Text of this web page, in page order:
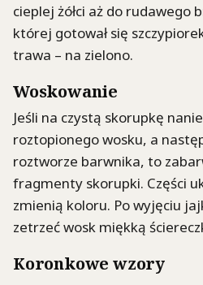
cieplej żółci aż do rudawego
której gotował się
trawa – na zielono.
Woskowanie
Jeśli na czystą skorupkę
roztopionego wosku, a
roztworze barwnika, to
fragmenty skorupki. Części
zmienią koloru. Po wyjęciu
zetrzeć wosk miękką
Koronkowe wzory